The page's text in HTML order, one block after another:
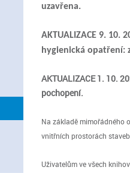
uzavřena.
AKTUALIZACE 9.
hygienická opatření:
AKTUALIZACE 1. 10.
pochopení.
Na základě mimořádného
vnitřních prostorách
Uživatelům ve všech